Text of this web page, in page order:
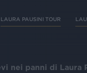
LAURA PAUSINI TOUR
nei panni di Laura